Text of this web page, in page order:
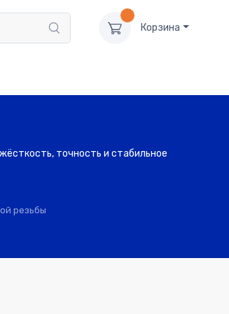
Корзина
точность и стабильное
резьбы